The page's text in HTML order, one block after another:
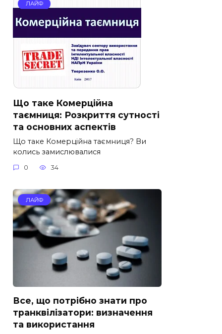
ЛАЙФ
Що таке Комерційна
таємниця: Розкриття сутності
та основних аспектів
Що таке Комерційна таємниця? Ви
колись замислювалися
0 34
ЛАЙФ
Все, що потрібно знати про
транквілізатори: визначення
та використання